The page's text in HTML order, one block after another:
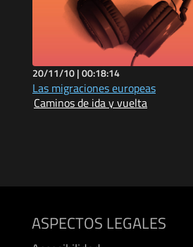
20/11/10 |00:18:14
Las migraciones europeas
Caminos de ida y vuelta
ASPECTOS LEGALES